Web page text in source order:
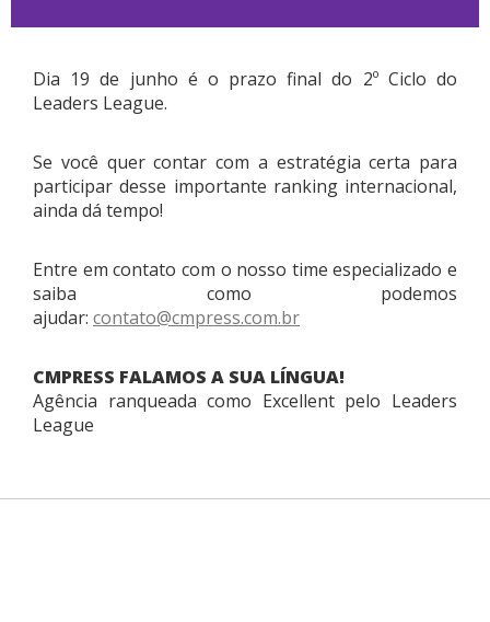
Dia 19 de junho é o prazo final do 2º Ciclo do
Leaders League.
Se você quer contar com a estratégia certa para
participar desse importante ranking internacional,
ainda dá tempo!
Entre em contato com o nosso time especializado e
saiba como podemos
ajudar: contato@cmpress.com.br
CMPRESS FALAMOS A SUA LÍNGUA!
Agência ranqueada como Excellent pelo Leaders
League